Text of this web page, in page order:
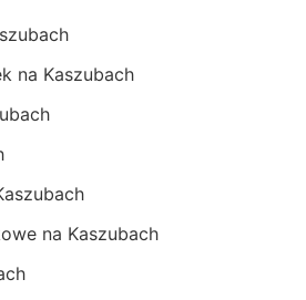
na Kaszubach
na Kaszubach